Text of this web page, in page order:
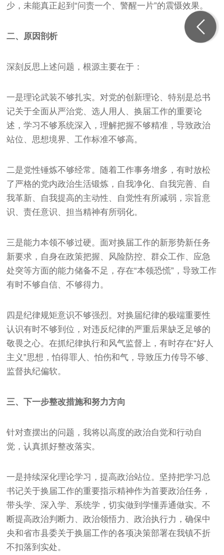
少，未能真正起到“问责一个、警醒一片”的震慑效果。
二、原因剖析
深刻反思上述问题，根源主要在于：
一是理论武装不够扎实。对党的创新理论、特别是总书
记关于全面从严治党、选人用人、换届工作的重要论
述，学习不够系统深入，理解把握不够精准，导致政治
站位、思想境界、工作标准不够高。
二是党性锤炼不够经常。随着工作事务增多，有时放松
了严格的党内政治生活锻炼，自我净化、自我完善、自
我革新、自我提高的主动性、自觉性有所减弱，宗旨意
识、责任意识、担当精神有所弱化。
三是能力本领不够过硬。面对换届工作的新形势新任务
新要求，自身在政策把握、风险防控、群众工作、应急
处突等方面的能力储备不足，存在“本领恐慌”，导致工作
有时不够自信、不够得力。
四是纪律规矩意识不够强烈。对换届纪律的极端重要性
认识有时不够到位，对违反纪律的严重后果缺乏足够的
敬畏之心。在抓纪律执行和风气监督上，有时存在“好人
主义”思想，怕得罪人、怕伤和气，导致压力传导不够、
监督执纪偏软。
三、下一步整改措施和努力方向
针对查摆出的问题，我将以高度的政治自觉和行动自
觉，认真抓好整改落实。
一是持续深化理论学习，提高政治站位。坚持把学习总
书记关于换届工作的重要指示精神作为首要政治任务，
带头学、深入学、系统学，切实做到学懂弄通做实。不
断提高政治判断力、政治领悟力、政治执行力，确保中
央和省市县委关于换届工作的各项决策部署在我镇不折
不扣落到实处。